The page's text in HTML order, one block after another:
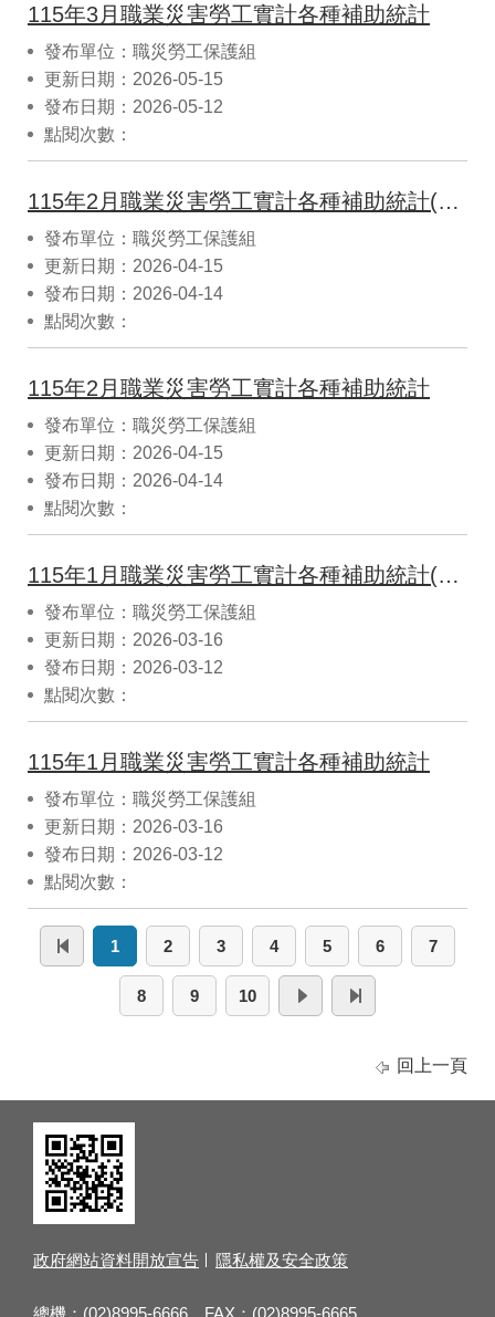
115年3月職業災害勞工實計各種補助統計
發布單位：職災勞工保護組
更新日期：2026-05-15
發布日期：2026-05-12
點閱次數：
115年2月職業災害勞工實計各種補助統計(CSV)
發布單位：職災勞工保護組
更新日期：2026-04-15
發布日期：2026-04-14
點閱次數：
115年2月職業災害勞工實計各種補助統計
發布單位：職災勞工保護組
更新日期：2026-04-15
發布日期：2026-04-14
點閱次數：
115年1月職業災害勞工實計各種補助統計(CSV)
發布單位：職災勞工保護組
更新日期：2026-03-16
發布日期：2026-03-12
點閱次數：
115年1月職業災害勞工實計各種補助統計
發布單位：職災勞工保護組
更新日期：2026-03-16
發布日期：2026-03-12
點閱次數：
1 2 3 4 5 6 7
8 9 10
回上一頁
政府網站資料開放宣告 隱私權及安全政策
總機：(02)8995-6666 FAX：(02)8995-6665